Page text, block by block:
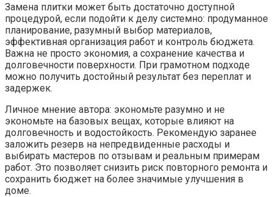
Замена плитки может быть достаточно доступной
процедурой, если подойти к делу системно: продуманное
планирование, разумный выбор материалов,
эффективная организация работ и контроль бюджета.
Важна не просто экономия, а сохранение качества и
долговечности поверхности. При грамотном подходе
можно получить достойный результат без переплат и
задержек.
Личное мнение автора: экономьте разумно и не
экономьте на базовых вещах, которые влияют на
долговечность и водостойкость. Рекомендую заранее
заложить резерв на непредвиденные расходы и
выбирать мастеров по отзывам и реальным примерам
работ. Это позволяет снизить риск повторного ремонта и
сохранить бюджет на более значимые улучшения в
доме.